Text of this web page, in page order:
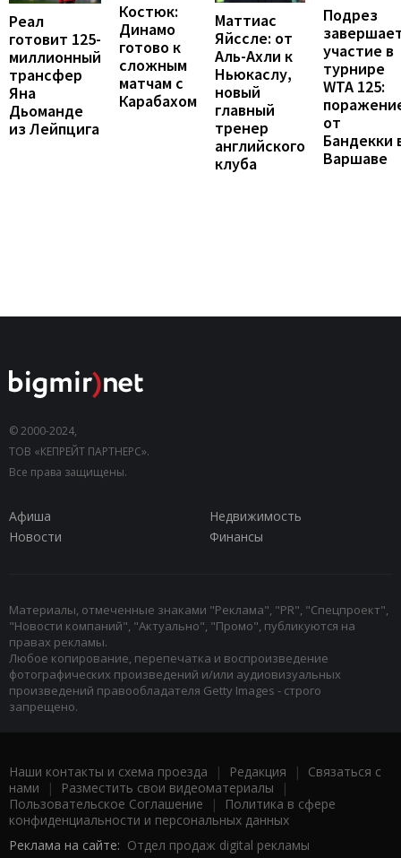
Реал
готовит 125-
миллионный
трансфер
Яна
Дьоманде
из Лейпцига
Костюк:
Динамо
готово к
сложным
матчам с
Карабахом
Маттиас
Яйссле: от
Аль-Ахли к
Ньюкаслу,
новый
главный
тренер
английского
клуба
Подрез
участие в
турнире
WTA 125:
от
Бандекки
Варшаве
© 2000-2024,
ТОВ «КЕПРЕЙТ ПАРТНЕРС».
Все права защищены.
Афиша
Недвижимость
Новости
Финансы
Материалы, отмеченные знаками "Реклама", "PR", "Спецпроект",
"Новости компаний", "Актуально", "Промо", публикуются на
правах рекламы.
Любое копирование, перепечатка и воспроизведение
фотографических произведений и/или аудиовизуальных
произведений правообладателя Getty Images - строго
запрещено.
Наши контакты и схема проезда | Редакция | Связаться с
нами | Разместить свои видеоматериалы |
Пользовательское Соглашение |
Политика в сфере
конфиденциальности и персональных данных
Реклама на сайте: Отдел продаж digital рекламы